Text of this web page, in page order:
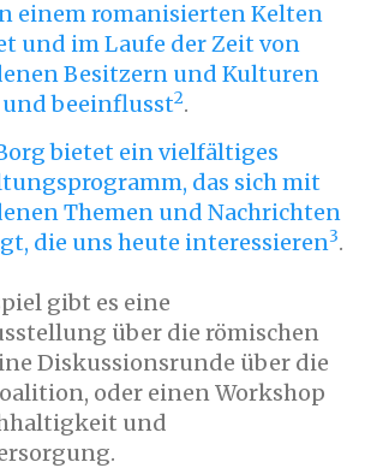
einem romanisierten Kelten
und im Laufe der Zeit von
Besitzern und Kulturen
beeinflusst2.
bietet ein vielfältiges
das sich mit
Themen und Nachrichten
die uns heute interessieren3.
gibt es eine
über die römischen
Diskussionsrunde über die
oder einen Workshop
und